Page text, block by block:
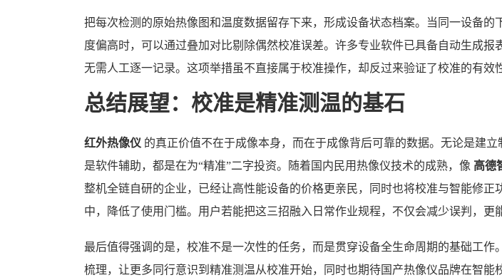
把每次检测的原始热像图和温度数据留存下来，形成设备状态档案。当同一设备的
度偏高时，可以通过叠加对比剔除偶然校准误差。许多专业软件已具备自动生成报
无需人工逐一记录。这项举措虽不直接属于校准操作，却反过来验证了校准的有效
总结展望：校准是精准测温的基石
红外热像仪 的真正价值不在于成像本身，而在于成像背后可靠的数据。无论是建立
是软件辅助，都是在为“精准”二字投资。随着国内民用热像仪技术的成熟，像 高德
整机全链自研的企业，已经让高性能设备的价格更亲民，同时也将校准与智能修正
中，降低了使用门槛。用户若能把这三招融入日常作业规程，不仅会减少误判，更
最后值得强调的是，校准不是一次性的任务，而是贯穿设备全生命周期的基础工作
梳理，让更多同行意识到精准测温从校准开始，同时也期待国产热像仪品牌在智能